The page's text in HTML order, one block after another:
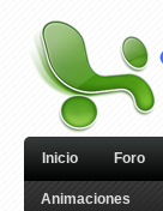
Inicio Foro
Animaciones